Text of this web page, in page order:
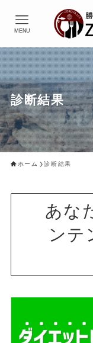
MENU
診断結果
ホーム 診断結果
あな
ンテ